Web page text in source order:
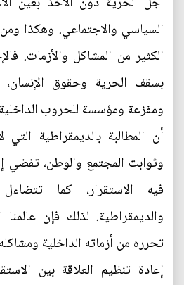
السياسي والاجتماعي. وهكذا
الكثير من المشاكل والأزمات.
بسقف الحرية وحقوق
ومفزعة ومؤسسة للحروب
أن المطالبة بالديمقراطية
وثوابت المجتمع والوطن،
فيه الاستقرار، كما
والديمقراطية. لذلك فإن
تحرره من أزماته الداخلية
إعادة تنظيم العلاقة بين